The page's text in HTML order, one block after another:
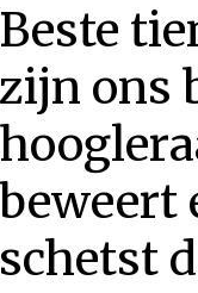
Beste
zijn ons
beweert
schetst